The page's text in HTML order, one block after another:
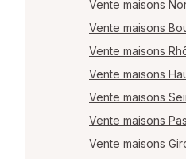
Vente maisons
Vente maisons
Vente maisons
Vente maisons
Vente maisons
Vente maisons
Vente maisons